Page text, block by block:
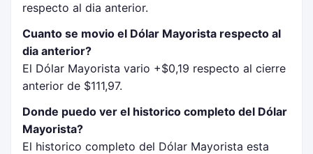
respecto al dia anterior.
Cuanto se movio el Dólar Mayorista respecto al
dia anterior?
El Dólar Mayorista vario +$0,19 respecto al cierre
anterior de $111,97.
Donde puedo ver el historico completo del Dólar
Mayorista?
El historico completo del Dólar Mayorista esta